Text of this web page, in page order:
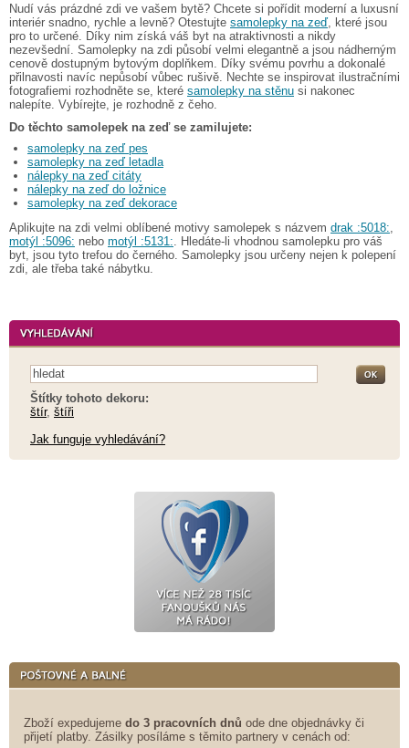
Nudí vás prázdné zdi ve vašem bytě? Chcete si pořídit moderní a luxusní
interiér snadno, rychle a levně? Otestujte samolepky na zeď, které jsou
pro to určené. Díky nim získá váš byt na atraktivnosti a nikdy
nezevšední. Samolepky na zdi působí velmi elegantně a jsou nádherným
cenově dostupným bytovým doplňkem. Díky svému povrhu a dokonalé
přilnavosti navíc nepůsobí vůbec rušivě. Nechte se inspirovat ilustračními
fotografiemi rozhodněte se, které samolepky na stěnu si nakonec
nalepíte. Vybírejte, je rozhodně z čeho.
Do těchto samolepek na zeď se zamilujete:
samolepky na zeď pes
samolepky na zeď letadla
nálepky na zeď citáty
nálepky na zeď do ložnice
samolepky na zeď dekorace
Aplikujte na zdi velmi oblíbené motivy samolepek s názvem drak :5018:
motýl :5096: nebo motýl :5131: . Hledáte-li vhodnou samolepku pro váš
byt, jsou tyto trefou do černého. Samolepky jsou určeny nejen k polepení
zdi, ale třeba také nábytku.
Štítky tohoto dekoru:
štír, štíři
Jak funguje vyhledávání?
Zboží expedujeme do 3 pracovních dnů ode dne objednávky či
přijetí platby. Zásilky posíláme s těmito partnery v cenách od: